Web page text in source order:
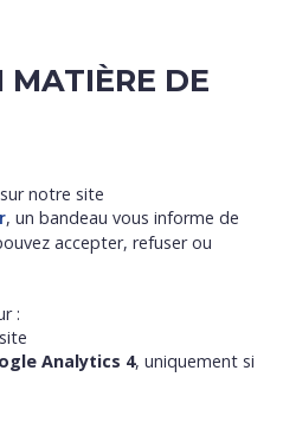
MATIÈRE DE
notre site
, un bandeau vous informe de
accepter, refuser ou
:
Analytics 4, uniquement si